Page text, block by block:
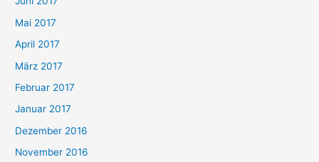
Mai 2017
April 2017
März 2017
Februar 2017
Januar 2017
Dezember 2016
November 2016